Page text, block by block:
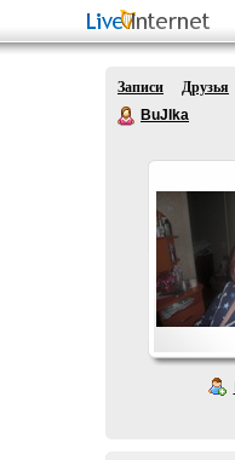
Записи Друзья
BuJIka